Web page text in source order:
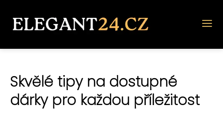
Skvělé tipy na dostupné
dárky pro každou příležitost